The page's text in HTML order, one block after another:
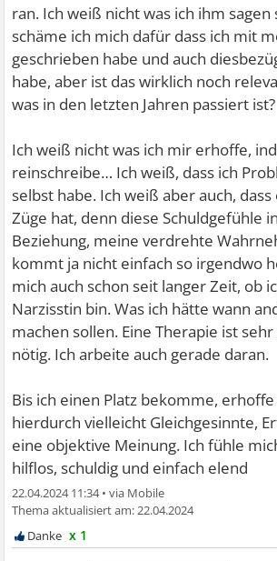
ran. Ich weiß nicht was ich ihm sagen
schäme ich mich dafür dass ich mit
geschrieben habe und auch
habe, aber ist das wirklich noch
was in den letzten Jahren passiert ist?
Ich weiß nicht was ich mir erhoffe,
reinschreibe… Ich weiß, dass ich
selbst habe. Ich weiß aber auch,
Züge hat, denn diese Schuldgefühle
Beziehung, meine verdrehte
kommt ja nicht einfach so irgendwo
mich auch schon seit langer Zeit, ob
Narzisstin bin. Was ich hätte wann
machen sollen. Eine Therapie ist
nötig. Ich arbeite auch gerade daran.
Bis ich einen Platz bekomme,
hierdurch vielleicht Gleichgesinnte,
eine objektive Meinung. Ich fühle
hilflos, schuldig und einfach elend
22.04.2024 11:34•
22.04.2024
x 1